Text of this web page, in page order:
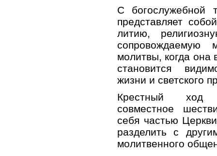
С богослужебной
представляет
литию,
молитвы, когда она
становится
жизни и светского
Крестный ход
совместное
себя частью
разделить с
молитвенного